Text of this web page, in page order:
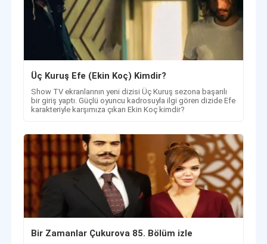
Üç Kuruş Efe (Ekin Koç) Kimdir?
Show TV ekranlarının yeni dizisi Üç Kuruş sezona başarılı
bir giriş yaptı. Güçlü oyuncu kadrosuyla ilgi gören dizide Efe
karakteriyle karşımıza çıkan Ekin Koç kimdir?
Bir Zamanlar Çukurova 85. Bölüm izle